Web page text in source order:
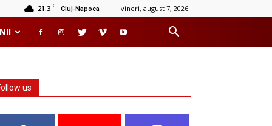
21.3 C Cluj-Napoca vineri, august 7, 2026
us